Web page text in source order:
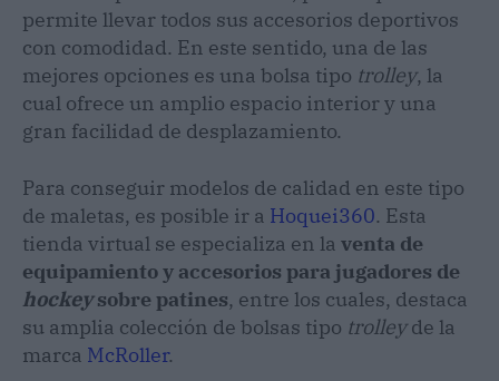
permite llevar todos sus accesorios deportivos
con comodidad. En este sentido, una de las
mejores opciones es una bolsa tipo trolley, la
cual ofrece un amplio espacio interior y una
gran facilidad de desplazamiento.
Para conseguir modelos de calidad en este tipo
de maletas, es posible ir a Hoquei360. Esta
tienda virtual se especializa en la venta de
equipamiento y accesorios para jugadores de
hockeysobre patines, entre los cuales, destaca
su amplia colección de bolsas tipo trolleyde la
marca McRoller.